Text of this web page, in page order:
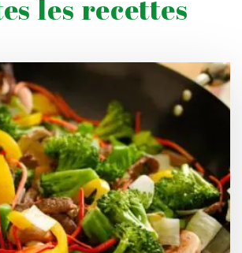
les recettes